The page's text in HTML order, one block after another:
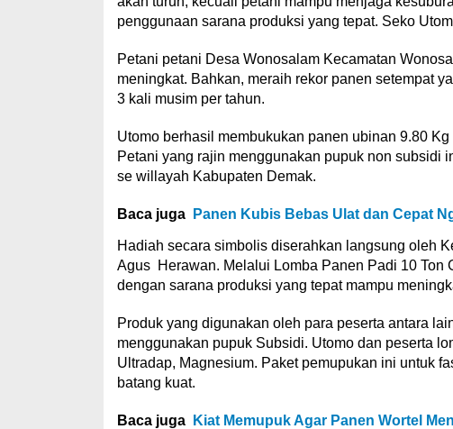
penggunaan sarana produksi yang tepat. Seko
Petani petani Desa Wonosalam Kecamatan
meningkat. Bahkan, meraih rekor panen setempat
3 kali musim per tahun.
Utomo berhasil membukukan panen ubinan 9.80
Petani yang rajin menggunakan pupuk non subsidi
se willayah Kabupaten Demak.
Baca juga Panen Kubis Bebas Ulat dan Cepat
Hadiah secara simbolis diserahkan langsung oleh
Agus Herawan. Melalui Lomba Panen Padi 10 Ton
dengan sarana produksi yang tepat mampu
Produk yang digunakan oleh para peserta antara
menggunakan pupuk Subsidi. Utomo dan peserta
Ultradap, Magnesium. Paket pemupukan ini untuk
batang kuat.
Baca juga Kiat Memupuk Agar Panen Wortel